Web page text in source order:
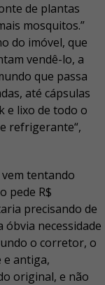
de plantas
mosquitos.”
do imóvel, que
vendê-lo, a
que passa
até cápsulas
e lixo de todo o
refrigerante“,
tentando
pede R$
precisando de
necessidade
o corretor, o
antiga,
original, e não